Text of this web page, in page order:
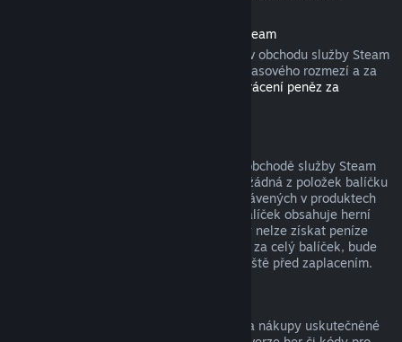
Hardware zakoupený v obchodu služby Steam
U hardwaru a příslušenství zakoupeného v obchodu služby Steam
můžete zažádat o vrácení peněz v rámci časového rozmezí a za
Podmínkách vrácení peněz za
Peníze utracené za balíček zakoupený v obchodě služby Steam
lze získat zpět v plné výši, pokud nebyla žádná z položek balíčku
převedena na jiný účet a součet hodin strávených v produktech
balíčku nepřesahuje dvě hodiny. Pokud balíček obsahuje herní
položku nebo stáhnutelný obsah, za který nelze získat peníze
zpět, a tím pádem nelze získat peníze ani za celý balíček, bude
zákazník na tuto skutečnost upozorněn ještě před zaplacením.
Společnost Valve nemůže vracet peníze za nákupy uskutečněné